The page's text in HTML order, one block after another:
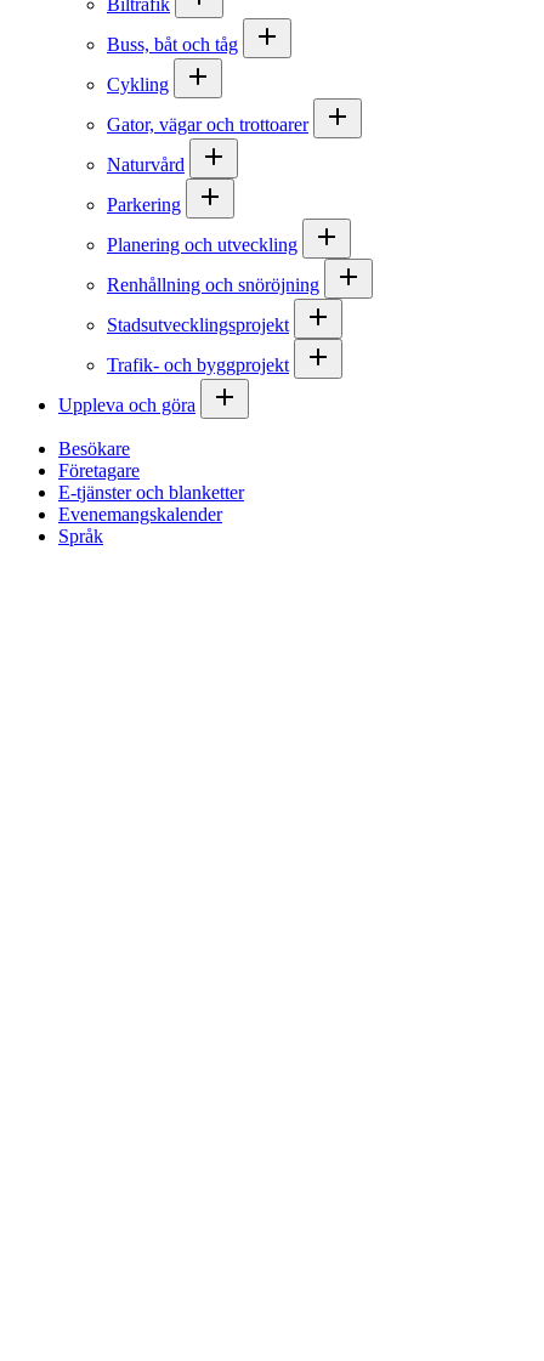
Biltrafik
Buss, båt och tåg
Cykling
Gator, vägar och trottoarer
Naturvård
Parkering
Planering och utveckling
Renhållning och snöröjning
Stadsutvecklingsprojekt
Trafik- och byggprojekt
Uppleva och göra
Besökare
Företagare
E-tjänster och blanketter
Evenemangskalender
Språk